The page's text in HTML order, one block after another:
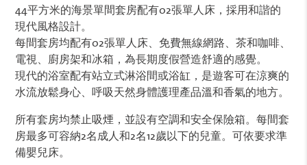
44平方米的海景單間套房配有02張單人床，採用和諧的
現代風格設計。
每間套房均配有02張單人床、免費無線網路、茶和咖啡、
電視、廚房架和冰箱，為長期度假營造舒適的感覺。
現代的浴室配有站立式淋浴間或浴缸，是遊客可在涼爽的
水流放鬆身心、呼吸天然身體護理產品溫和香氣的地方。
所有套房均禁止吸煙，並設有空調和安全保險箱。每間套
房最多可容納2名成人和2名12歲以下的兒童。可依要求準
備嬰兒床。